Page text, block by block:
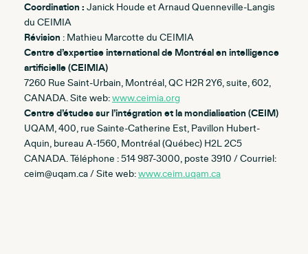
Coordination : Janick Houde et Arnaud Quenneville-Langis
du CEIMIA
Révision : Mathieu Marcotte du CEIMIA
Centre d’expertise international de Montréal en intelligence
artificielle (CEIMIA)
7260 Rue Saint-Urbain, Montréal, QC H2R 2Y6, suite, 602,
CANADA. Site web:www.ceimia.org
Centre d’études sur l’intégration et la mondialisation (CEIM)
UQAM, 400, rue Sainte-Catherine Est, Pavillon Hubert-
Aquin, bureau A-1560, Montréal (Québec) H2L 2C5
CANADA. Téléphone : 514 987-3000, poste 3910 / Courriel:
ceim@uqam.ca / Site web:www.ceim.uqam.ca